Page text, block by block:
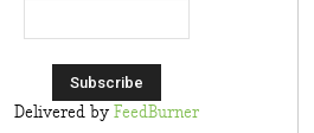
Delivered by FeedBurner